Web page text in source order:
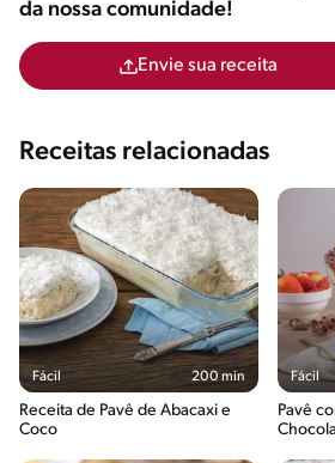
da nossa comunidade!
Envie sua receita
Receitas relacionadas
Fácil 200 min
Receita de Pavê de Abacaxi e
Coco
Fácil
Pavê